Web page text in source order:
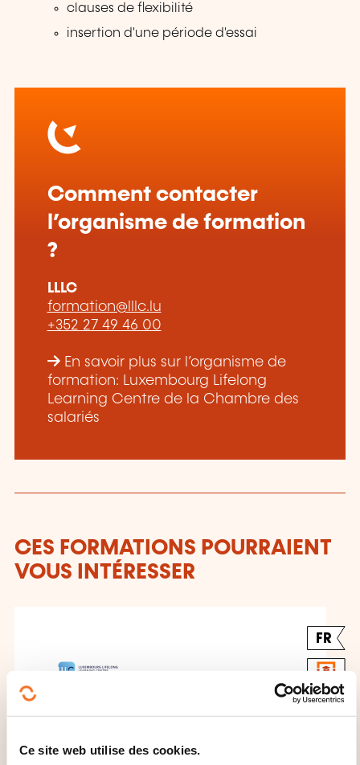
Ce site web utilise des cookies.
clauses de flexibilité
insertion d'une période d'essai
Comment contacter
l’organisme de formation
?
LLLC
formation@lllc.lu
+352 27 49 46 00
En savoir plus sur l’organisme de
formation: Luxembourg Lifelong
Learning Centre de la Chambre des
salariés
CES FORMATIONS POURRAIENT
VOUS INTÉRESSER
FR